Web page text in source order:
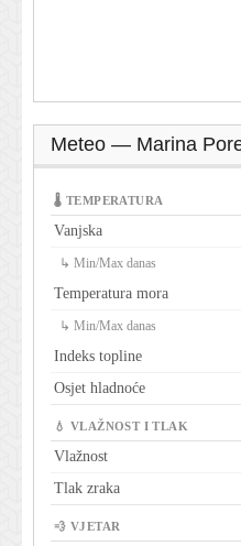
Meteo — Marina
🌡 TEMPERATURA
Vanjska
↳ Min/Max danas
Temperatura mora
↳ Min/Max danas
Indeks topline
Osjet hladnoće
💧 VLAŽNOST I TLAK
Vlažnost
Tlak zraka
💨 VJETAR